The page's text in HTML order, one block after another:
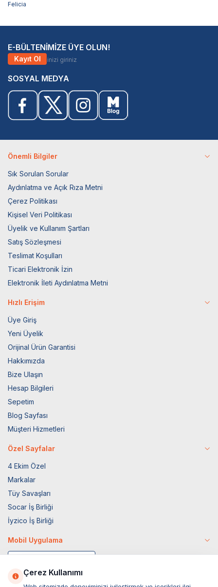
Felicia
E-BÜLTENİMİZE ÜYE OLUN!
Kayıt Ol
SOSYAL MEDYA
Önemli Bilgiler
Sık Sorulan Sorular
Aydınlatma ve Açık Rıza Metni
Çerez Politikası
Kişisel Veri Politikası
Üyelik ve Kullanım Şartları
Satış Sözleşmesi
Teslimat Koşulları
Ticari Elektronik İzin
Elektronik İleti Aydınlatma Metni
Hızlı Erişim
Üye Giriş
Yeni Üyelik
Orijinal Ürün Garantisi
Hakkımızda
Bize Ulaşın
Hesap Bilgileri
Sepetim
Blog Sayfası
Müşteri Hizmetleri
Özel Sayfalar
4 Ekim Özel
Markalar
Tüy Savaşları
Socar İş Birliği
İyzico İş Birliği
Mobil Uygulama
Çerez Kullanımı